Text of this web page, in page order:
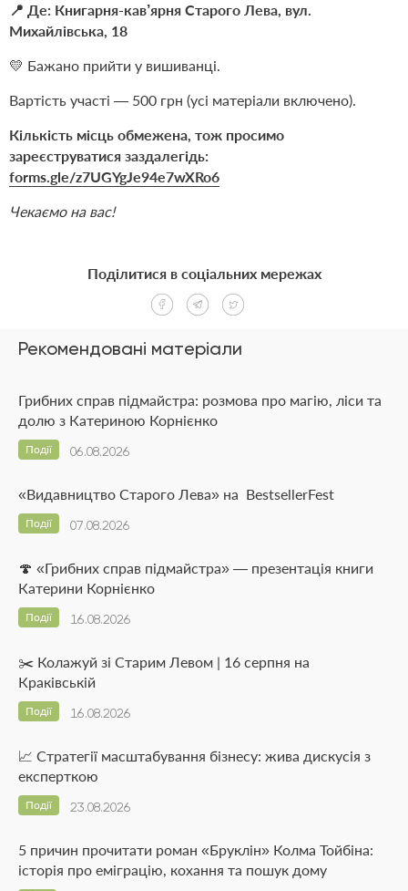
📍 Де: Книгарня-кав’ярня Старого Лева, вул.
Михайлівська, 18
💛 Бажано прийти у вишиванці.
Вартість участі — 500 грн (усі матеріали включено).
Кількість місць обмежена, тож просимо
зареєструватися заздалегідь:
forms.gle/z7UGYgJe94e7wXRo6
Чекаємо на вас!
Рекомендовані матеріали
Грибних справ підмайстра: розмова про магію, ліси та
долю з Катериною Корнієнко
06.08.2026
Події
«Видавництво Старого Лева» на BestsellerFest
07.08.2026
Події
🍄 «Грибних справ підмайстра» — презентація книги
Катерини Корнієнко
16.08.2026
Події
✂️ Колажуй зі Старим Левом | 16 серпня на
Краківській
16.08.2026
Події
📈 Стратегії масштабування бізнесу: жива дискусія з
експерткою
23.08.2026
Події
5 причин прочитати роман «Бруклін» Колма Тойбіна:
історія про еміграцію, кохання та пошук дому
Поділитися в соціальних мережах